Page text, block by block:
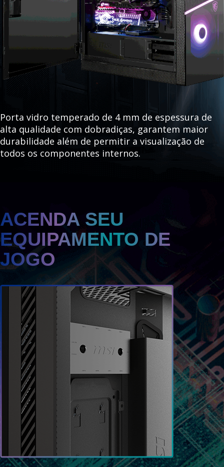
Porta vidro temperado de 4 mm de espessura de
alta qualidade com dobradiças, garantem maior
durabilidade além de permitir a visualização de
todos os componentes internos.
ACENDA SEU
EQUIPAMENTO DE
JOGO